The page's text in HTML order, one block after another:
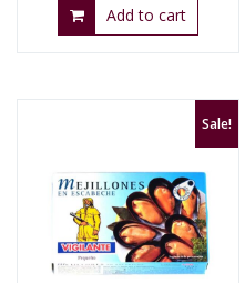
Add to cart
Sale!